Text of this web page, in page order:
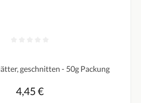
geschnitten - 50g Packung
Regulärer Preis:
4,45 €